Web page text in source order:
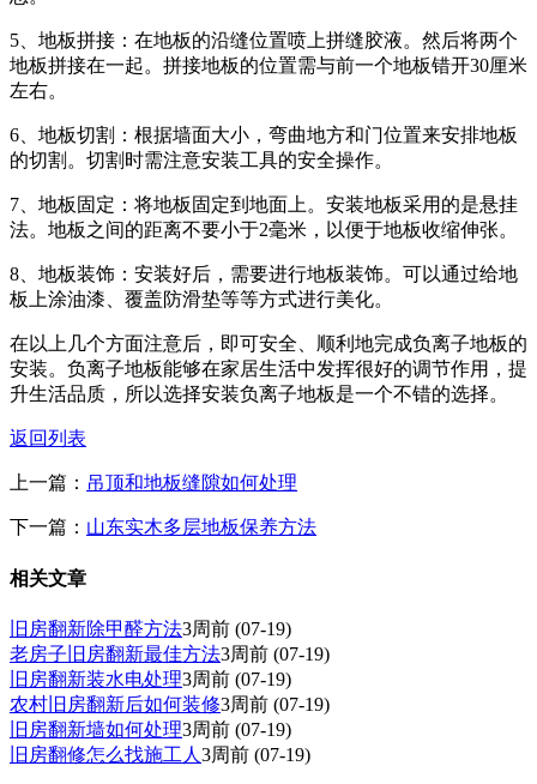
5、地板拼接：在地板的沿缝位置喷上拼缝胶液。然后将两个
地板拼接在一起。拼接地板的位置需与前一个地板错开30厘米
左右。
6、地板切割：根据墙面大小，弯曲地方和门位置来安排地板
的切割。切割时需注意安装工具的安全操作。
7、地板固定：将地板固定到地面上。安装地板采用的是悬挂
法。地板之间的距离不要小于2毫米，以便于地板收缩伸张。
8、地板装饰：安装好后，需要进行地板装饰。可以通过给地
板上涂油漆、覆盖防滑垫等等方式进行美化。
在以上几个方面注意后，即可安全、顺利地完成负离子地板的
安装。负离子地板能够在家居生活中发挥很好的调节作用，提
升生活品质，所以选择安装负离子地板是一个不错的选择。
返回列表
上一篇： 吊顶和地板缝隙如何处理
下一篇： 山东实木多层地板保养方法
相关文章
旧房翻新除甲醛方法3周前 (07-19)
老房子旧房翻新最佳方法3周前 (07-19)
旧房翻新装水电处理3周前 (07-19)
农村旧房翻新后如何装修3周前 (07-19)
旧房翻新墙如何处理3周前 (07-19)
旧房翻修怎么找施工人 3周前 (07-19)